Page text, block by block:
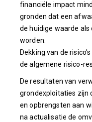
financiële impact
gronden dat een
de huidige waarde
worden.
Dekking van de
de algemene risico-
De resultaten van
grondexploitaties zijn
en opbrengsten aan
na actualisatie de